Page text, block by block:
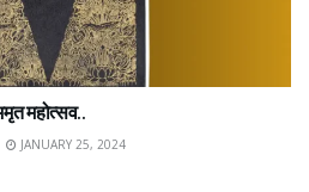
महोत्सव..
JANUARY 25, 2024